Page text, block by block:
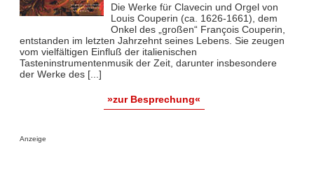
Die Werke für Clavecin und Orgel von
Louis Couperin (ca. 1626-1661), dem
Onkel des „großen“ François Couperin,
entstanden im letzten Jahrzehnt seines Lebens. Sie zeugen
vom vielfältigen Einfluß der italienischen
Tasteninstrumentenmusik der Zeit, darunter insbesondere
der Werke des [...]
»zur Besprechung«
Anzeige